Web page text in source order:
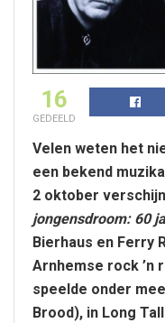
16
GEDEELD
Velen weten het
een bekend
2 oktober
jongensdroom: 60
Bierhaus en Ferry
Arnhemse rock ’n
speelde onder
Brood), in Long